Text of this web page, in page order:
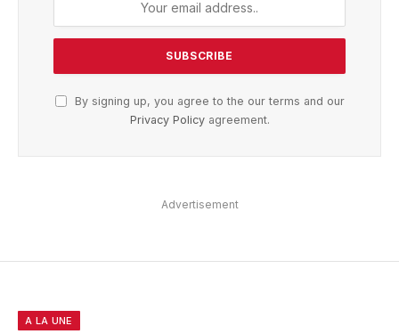
By signing up, you agree to the our terms and our
Privacy Policyagreement.
Advertisement
A LA UNE